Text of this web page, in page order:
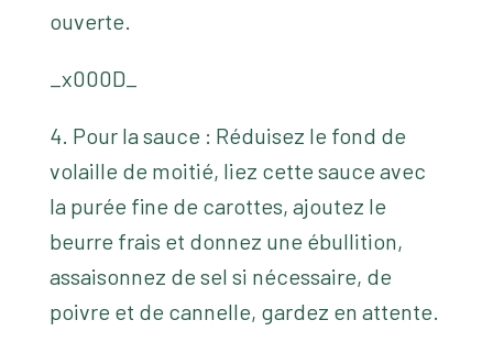
ouverte.
_x000D_
4. Pour la sauce : Réduisez le fond de
volaille de moitié, liez cette sauce avec
la purée fine de carottes, ajoutez le
beurre frais et donnez une ébullition,
assaisonnez de sel si nécessaire, de
poivre et de cannelle, gardez en attente.